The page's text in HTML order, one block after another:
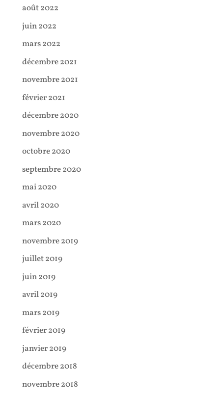
août 2022
juin 2022
mars 2022
décembre 2021
novembre 2021
février 2021
décembre 2020
novembre 2020
octobre 2020
septembre 2020
mai 2020
avril 2020
mars 2020
novembre 2019
juillet 2019
juin 2019
avril 2019
mars 2019
février 2019
janvier 2019
décembre 2018
novembre 2018